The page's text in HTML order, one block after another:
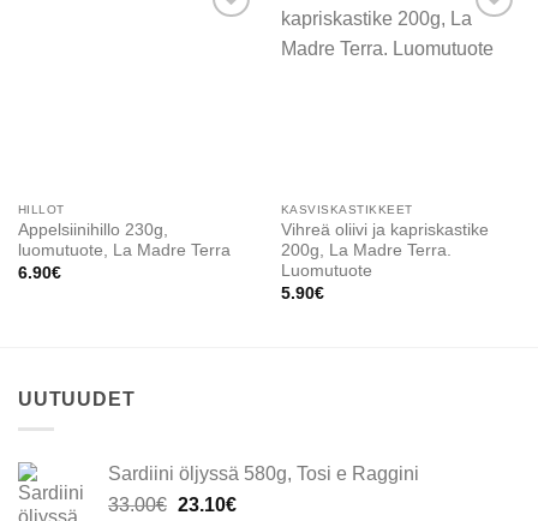
HILLOT
Appelsiinihillo 230g,
luomutuote, La Madre Terra
6.90€
wishlist
KASVISKASTIKKEET
Vihreä oliivi ja kapriskastike
200g, La Madre Terra.
Luomutuote
5.90€
UUTUUDET
Sardiini öljyssä 580g, Tosi e Raggini
33.00€ Alkuperäinen
23.10€Nykyinen